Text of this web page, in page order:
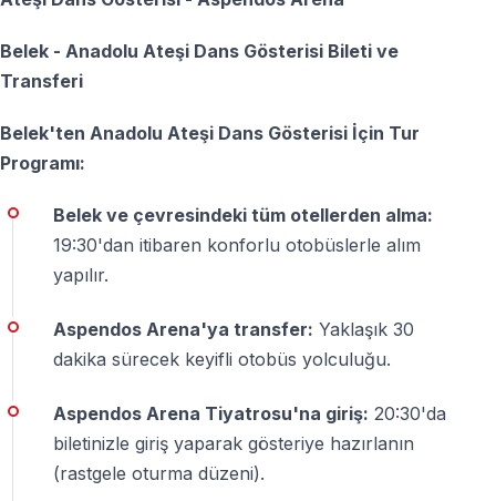
saatleri için hafif bir üst önerilir.
Çocuklar için uygun mu?
Evet, gösteri çocuklar için uygundur ve görsel olarak
Aspendos Antik Tiyatrosu’ndaki efsanevi
gitmelisiniz?
Anadolu Ateşi, 25 yıldır dünyanın birçok farklı
ülkesinde sahnelenen ve büyük beğeni toplayan özel
bir dans gösterisidir. Güçlü koreografisi, yüksek enerjisi
ve etkileyici sahne performansıyla izleyicilere
unutulmaz bir deneyim sunar.
Belek - Anadolu Ateşi Dans Gösterisi Bileti ve
Transferi
Belek'ten Anadolu Ateşi Dans Gösterisi İçin Tur
Programı:
Belek ve çevresindeki tüm otellerden alma:
19:30'dan itibaren konforlu otobüslerle alım
yapılır.
Aspendos Arena'ya transfer: Yaklaşık 30
dakika sürecek keyifli otobüs yolculuğu.
Aspendos Arena Tiyatrosu'na giriş: 20:30'da
biletinizle giriş yaparak gösteriye hazırlanın
(rastgele oturma düzeni).